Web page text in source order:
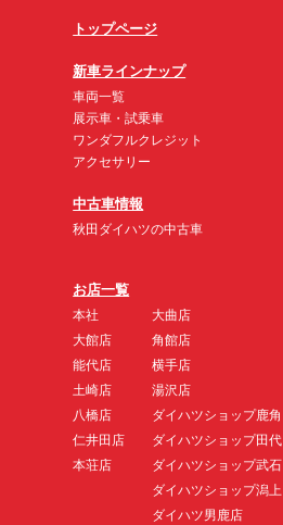
トップページ
新車ラインナップ
車両一覧
展示車・試乗車
ワンダフルクレジット
アクセサリー
中古車情報
秋田ダイハツの中古車
お店一覧
本社
大館店
能代店
土崎店
八橋店
仁井田店
本荘店
大曲店
角館店
横手店
湯沢店
ダイハツショップ鹿角
ダイハツショップ田代
ダイハツショップ武石
ダイハツショップ潟上
ダイハツ男鹿店